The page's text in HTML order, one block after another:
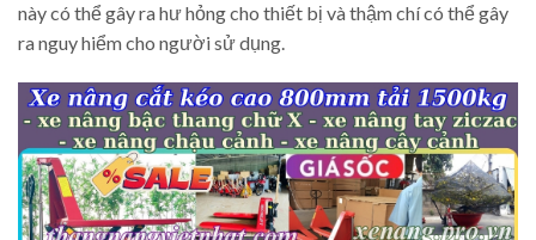
này có thể gây ra hư hỏng cho thiết bị và thậm chí có thể gây
ra nguy hiểm cho người sử dụng.